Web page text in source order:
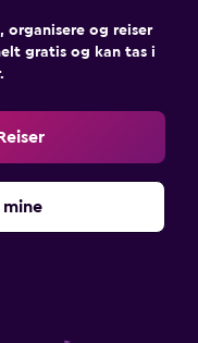
organisere og reiser
gratis og kan tas i